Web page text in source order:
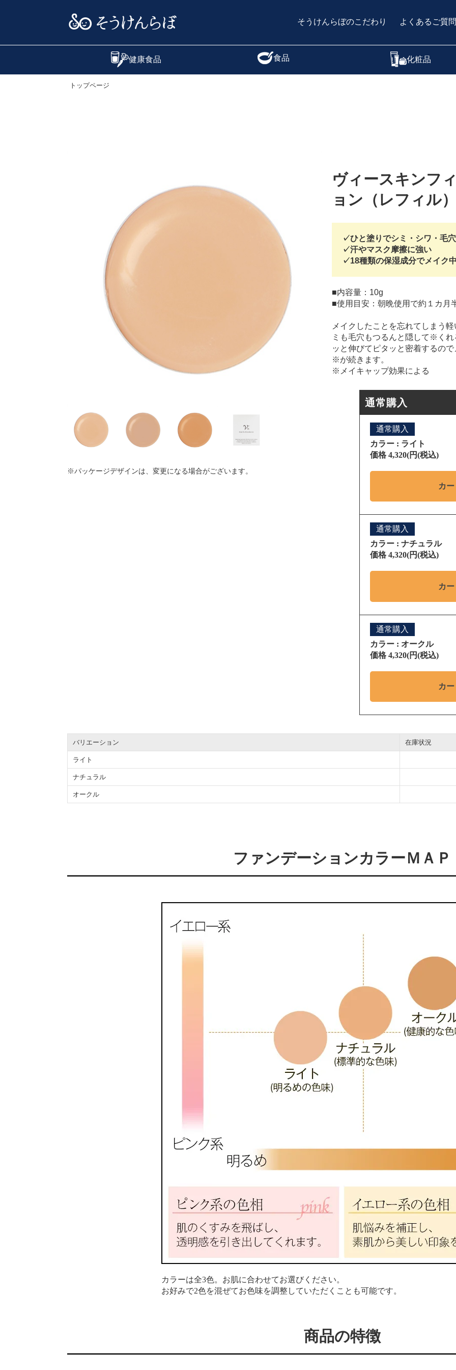
そうけんらぼのこだわり よくあるご質問
健康食品 食品 化粧品
トップページ
※パッケージデザインは、変更になる場合がございます。
ヴィースキンフ
ョン（レフィル）
✓ひと塗りでシミ・シワ・毛
✓汗やマスク摩擦に強い
✓18種類の保湿成分でメイク
■内容量：10g
■使用目安：朝晩使用で約１カ月
メイクしたことを忘れてしまう
ミも毛穴もつるんと隠して※く
ッと伸びてピタッと密着するの
※が続きます。
※メイキャップ効果による
通常購入
通常購入
カラー : ライト
価格 4,320(円(税込)
カ
通常購入
カラー : ナチュラル
価格 4,320(円(税込)
カ
通常購入
カラー : オークル
価格 4,320(円(税込)
カ
バリエーション 在庫状況
ライト
ナチュラル
オークル
ファンデーションカラーＭＡＰ
カラーは全3色。お肌に合わせてお選びください。
お好みで2色を混ぜてお色味を調整していただくことも可能です。
商品の特徴